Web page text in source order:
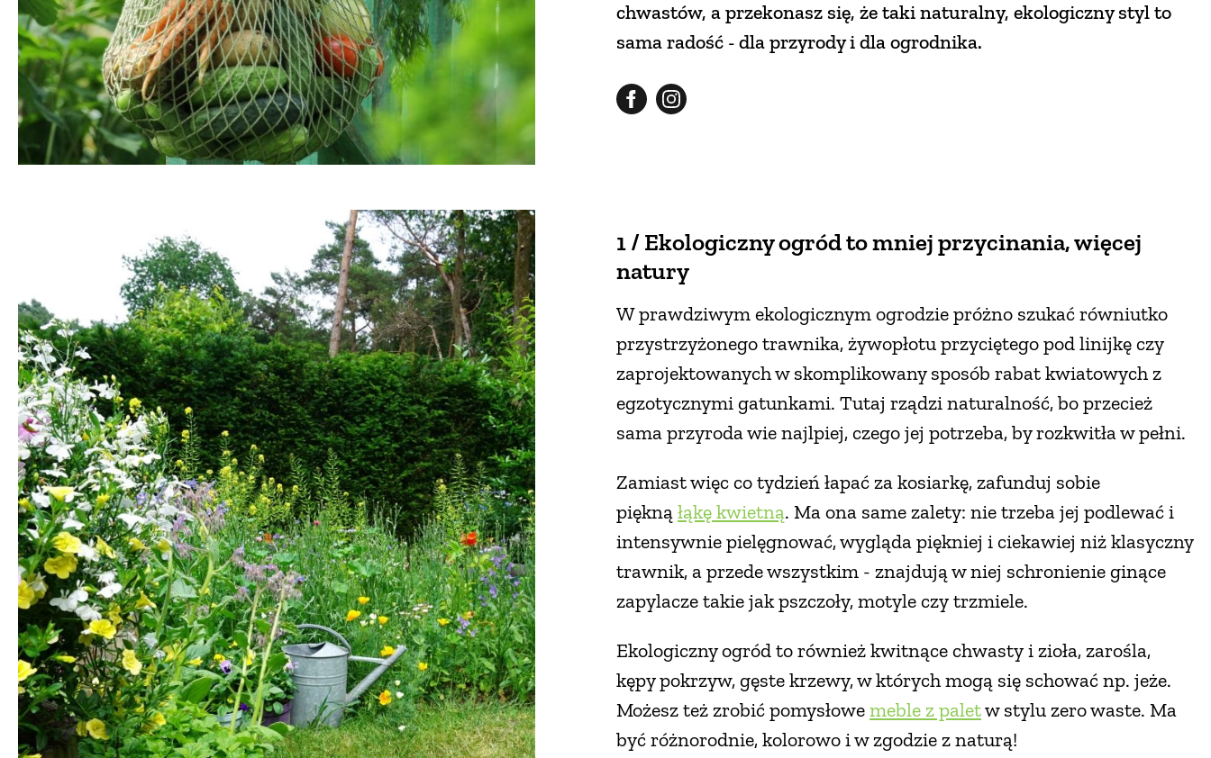
chwastów, a przekonasz się, że taki naturalny, ekologiczny styl to
sama radość - dla przyrody i dla ogrodnika.
1 / Ekologiczny ogród to mniej przycinania, więcej
natury
W prawdziwym ekologicznym ogrodzie próżno szukać równiutko
przystrzyżonego trawnika, żywopłotu przyciętego pod linijkę czy
zaprojektowanych w skomplikowany sposób rabat kwiatowych z
egzotycznymi gatunkami. Tutaj rządzi naturalność, bo przecież
sama przyroda wie najlpiej, czego jej potrzeba, by rozkwitła w pełni.
Zamiast więc co tydzień łapać za kosiarkę, zafunduj sobie
pięknąłąkę kwietną. Ma ona same zalety: nie trzeba jej podlewać i
intensywnie pielęgnować, wygląda piękniej i ciekawiej niż klasyczny
trawnik, a przede wszystkim - znajdują w niej schronienie ginące
zapylacze takie jak pszczoły, motyle czy trzmiele.
Ekologiczny ogród to również kwitnące chwasty i zioła, zarośla,
kępy pokrzyw, gęste krzewy, w których mogą się schować np. jeże.
Możesz też zrobić pomysłowemeble z paletw stylu zero waste. Ma
być różnorodnie, kolorowo i w zgodzie z naturą!